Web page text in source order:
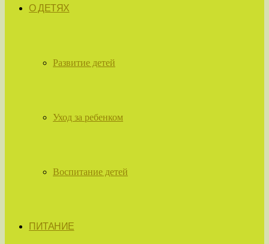
О ДЕТЯХ
Развитие детей
Уход за ребенком
Воспитание детей
ПИТАНИЕ